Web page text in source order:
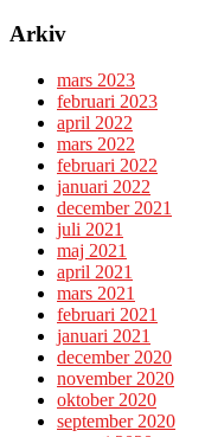
Arkiv
mars 2023
februari 2023
april 2022
mars 2022
februari 2022
januari 2022
december 2021
juli 2021
maj 2021
april 2021
mars 2021
februari 2021
januari 2021
december 2020
november 2020
oktober 2020
september 2020